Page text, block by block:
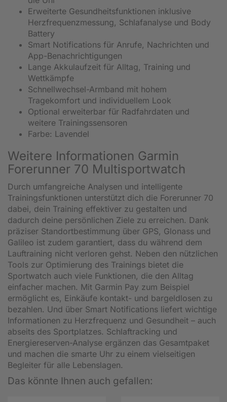
Erweiterte Gesundheitsfunktionen inklusive
Herzfrequenzmessung, Schlafanalyse und Body
Battery
Smart Notifications für Anrufe, Nachrichten und
App-Benachrichtigungen
Lange Akkulaufzeit für Alltag, Training und
Wettkämpfe
Schnellwechsel-Armband mit hohem
Tragekomfort und individuellem Look
Optional erweiterbar für Radfahrdaten und
weitere Trainingssensoren
Farbe: Lavendel
Weitere Informationen Garmin
Forerunner 70 Multisportwatch
Durch umfangreiche Analysen und intelligente
Trainingsfunktionen unterstützt dich die Forerunner 70
dabei, dein Training effektiver zu gestalten und
dadurch deine persönlichen Ziele zu erreichen. Dank
präziser Standortbestimmung über GPS, Glonass und
Galileo ist zudem garantiert, dass du während dem
Lauftraining nicht verloren gehst. Neben den nützlichen
Tools zur Optimierung des Trainings bietet die
Sportwatch auch viele Funktionen, die den Alltag
einfacher machen. Mit Garmin Pay zum Beispiel
ermöglicht es, Einkäufe kontakt- und bargeldlosen zu
bezahlen. Und über Smart Notifications liefert wichtige
Informationen zu Herzfrequenz und Gesundheit – auch
abseits des Sportplatzes. Schlaftracking und
Energiereserven-Analyse ergänzen das Gesamtpaket
und machen die smarte Uhr zu einem vielseitigen
Begleiter für alle Lebenslagen.
Das könnte Ihnen auch gefallen: